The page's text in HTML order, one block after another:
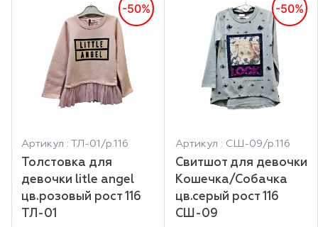
-50%
Артикул : ТЛ-01/р.116
Толстовка для
девочки litle angel
цв.розовый рост 116
ТЛ-01
-50%
Артикул : СШ-09/р.116
Свитшот для девочки
Кошечка/Собачка
цв.серый рост 116
СШ-09